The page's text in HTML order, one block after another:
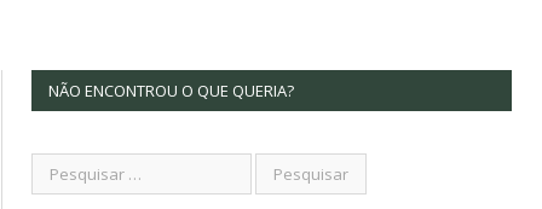
NÃO ENCONTROU O QUE QUERIA?